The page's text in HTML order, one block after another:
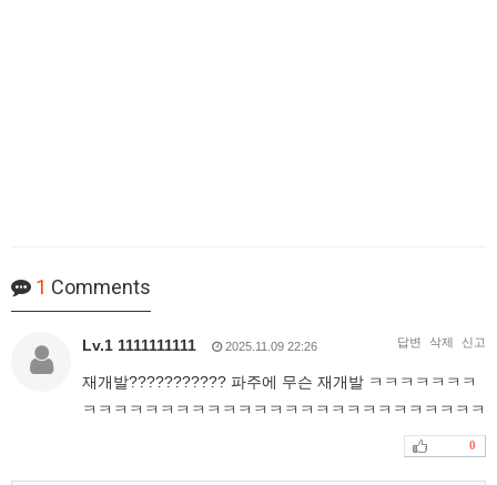
1 Comments
Lv.1 1111111111 2025.11.09 22:26 답변 삭제 신고
재개발??????????? 파주에 무슨 재개발 ㅋㅋㅋㅋㅋㅋㅋ
ㅋㅋㅋㅋㅋㅋㅋㅋㅋㅋㅋㅋㅋㅋㅋㅋㅋㅋㅋㅋㅋㅋㅋㅋㅋㅋ
0